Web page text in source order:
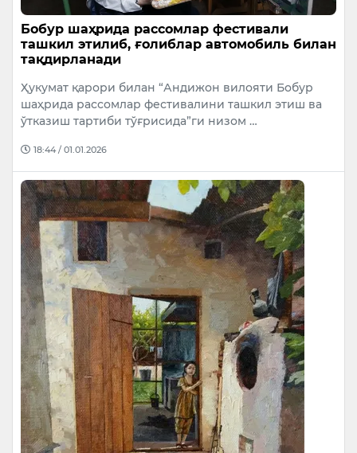
Бобур шаҳрида рассомлар фестивали
ташкил этилиб, ғолиблар автомобиль билан
тақдирланади
Ҳукумат қарори билан “Андижон вилояти Бобур
шаҳрида рассомлар фестивалини ташкил этиш ва
ўтказиш тартиби тўғрисида”ги низом …
18:44 / 01.01.2026